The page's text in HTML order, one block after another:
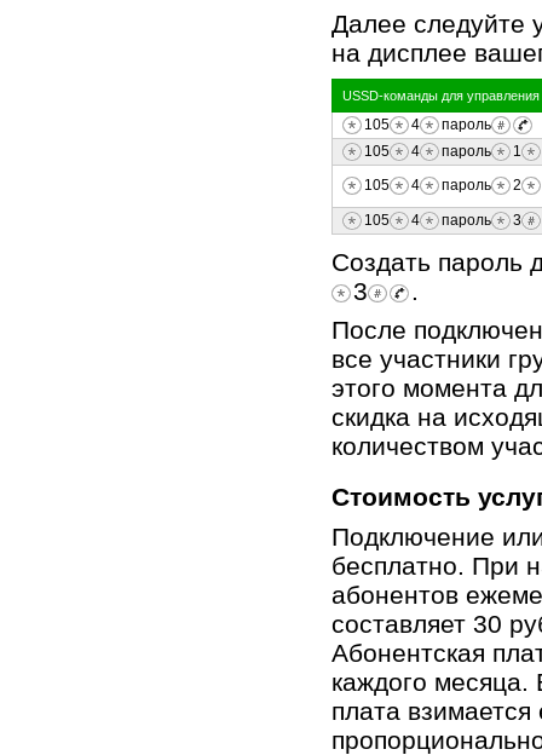
Далее следуйте
на дисплее
USSD-команды для управления
105 4
пароль
105
4 пароль
1
105
4 пароль 2
105 4 пароль 3
Создать пароль
3
.
После
все участники
этого момента
скидка на
количеством
Стоимость
Подключение
бесплатно. При
абонентов
составляет 30
Абонентская
каждого месяца.
плата